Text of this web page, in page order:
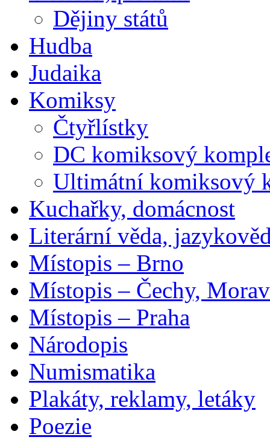
Dějiny států
Hudba
Judaika
Komiksy
Čtyřlístky
DC komiksový
Ultimátní komiksový
Kuchařky, domácnost
Literární věda,
Místopis – Brno
Místopis – Čechy,
Místopis – Praha
Národopis
Numismatika
Plakáty, reklamy, letáky
Poezie